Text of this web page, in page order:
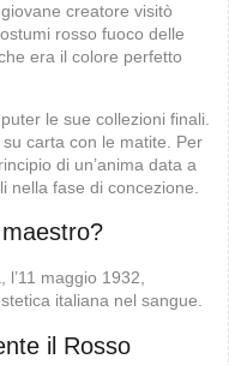
creatore visitò
rosso fuoco delle
era il colore perfetto
le sue collezioni finali.
carta con le matite. Per
di un’anima data a
nella fase di concezione.
l’11 maggio 1932,
italiana nel sangue.
il Rosso